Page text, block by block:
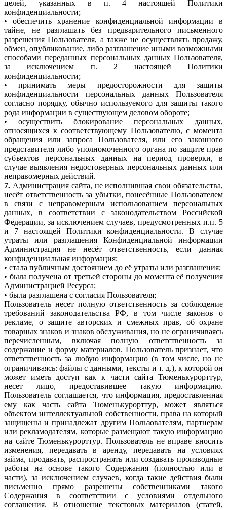
целей, указанных в п. 4 настоящей Политики
конфиденциальности;
• обеспечить хранение конфиденциальной информации в
тайне, не разглашать без предварительного письменного
разрешения Пользователя, а также не осуществлять продажу,
обмен, опубликование, либо разглашение иными возможными
способами переданных персональных данных Пользователя,
за исключением п. 2 настоящей Политики
конфиденциальности;
• принимать меры предосторожности для защиты
конфиденциальности персональных данных Пользователя
согласно порядку, обычно используемого для защиты такого
рода информации в существующем деловом обороте;
• осуществить блокирование персональных данных,
относящихся к соответствующему Пользователю, с момента
обращения или запроса Пользователя, или его законного
представителя либо уполномоченного органа по защите прав
субъектов персональных данных на период проверки, в
случае выявления недостоверных персональных данных или
неправомерных действий.
7. Администрация сайта, не исполнившая свои обязательства,
несёт ответственность за убытки, понесённые Пользователем
в связи с неправомерным использованием персональных
данных, в соответствии с законодательством Российской
Федерации, за исключением случаев, предусмотренных п.п. 5
и 7 настоящей Политики конфиденциальности. В случае
утраты или разглашения Конфиденциальной информации
Администрация не несёт ответственность, если данная
конфиденциальная информация:
• стала публичным достоянием до её утраты или разглашения;
• была получена от третьей стороны до момента её получения
Администрацией Ресурса;
• была разглашена с согласия Пользователя;
Пользователь несет полную ответственность за соблюдение
требований законодательства РФ, в том числе законов о
рекламе, о защите авторских и смежных прав, об охране
товарных знаков и знаков обслуживания, но не ограничиваясь
перечисленным, включая полную ответственность за
содержание и форму материалов. Пользователь признает, что
ответственность за любую информацию (в том числе, но не
ограничиваясь: файлы с данными, тексты и т. д.), к которой он
может иметь доступ как к части сайта Тюменькурорттур,
несет лицо, предоставившее такую информацию.
Пользователь соглашается, что информация, предоставленная
ему как часть сайта Тюменькурорттур, может являться
объектом интеллектуальной собственности, права на который
защищены и принадлежат другим Пользователям, партнерам
или рекламодателям, которые размещают такую информацию
на сайте Тюменькурорттур. Пользователь не вправе вносить
изменения, передавать в аренду, передавать на условиях
займа, продавать, распространять или создавать производные
работы на основе такого Содержания (полностью или в
части), за исключением случаев, когда такие действия были
письменно прямо разрешены собственниками такого
Содержания в соответствии с условиями отдельного
соглашения. В отношение текстовых материалов (статей,